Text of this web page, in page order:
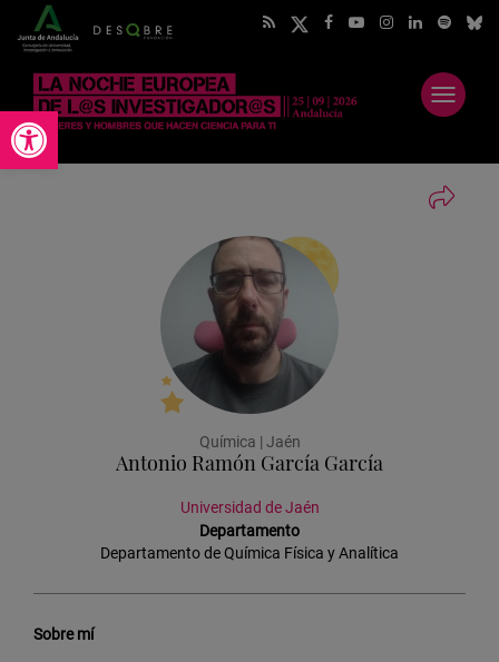
Abrir barra de herramientas
Abrir
menú
Química | Jaén
Antonio Ramón García García
Universidad de Jaén
Departamento
Departamento de Química Física y Analítica
Sobre mí